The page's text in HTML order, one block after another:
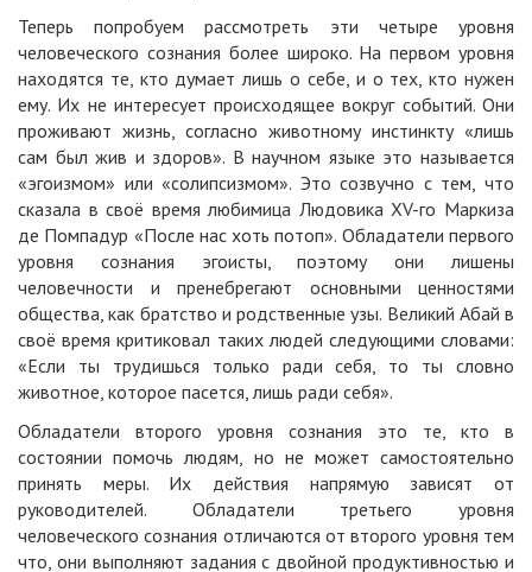
Теперь попробуем рассмотреть эти четыре уровня
человеческого сознания более широко. На первом уровня
находятся те, кто думает лишь о себе, и о тех, кто нужен
ему. Их не интересует происходящее вокруг событий. Они
проживают жизнь, согласно животному инстинкту «лишь
сам был жив и здоров». В научном языке это называется
«эгоизмом» или «солипсизмом». Это созвучно с тем, что
сказала в своё время любимица Людовика XV-го Маркиза
де Помпадур «После нас хоть потоп». Обладатели первого
уровня сознания эгоисты, поэтому они лишены
человечности и пренебрегают основными ценностями
общества, как братство и родственные узы. Великий Абай в
своё время критиковал таких людей следующими словами:
«Если ты трудишься только ради себя, то ты словно
животное, которое пасется, лишь ради себя».
Обладатели второго уровня сознания это те, кто в
состоянии помочь людям, но не может самостоятельно
принять меры. Их действия напрямую зависят от
руководителей. Обладатели третьего уровня
человеческого сознания отличаются от второго уровня тем
что, они выполняют задания с двойной продуктивностью и